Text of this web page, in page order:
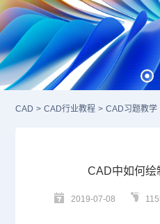
CAD > CAD行业教程 > CAD习题教学
CAD中如何绘
2019-07-08